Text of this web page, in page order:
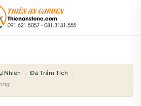
Nhiên
Đá Trầm Tích
ốp lát mặt tiền và tường rào